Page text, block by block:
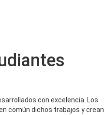
con excelencia. Los
común dichos trabajos y crean